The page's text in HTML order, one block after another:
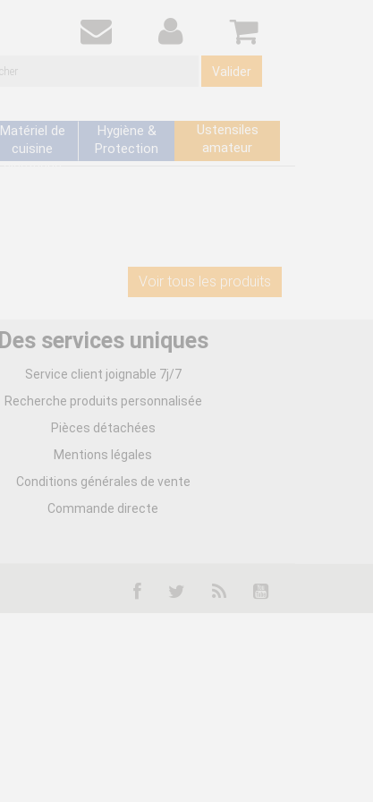
Valider
Matériel de
cuisine
électrique
Hygiène &
Protection
Ustensiles
amateur
Voir tous les produits
Des services uniques
Service client joignable 7j/7
Recherche produits personnalisée
Pièces détachées
Mentions légales
Conditions générales de vente
Commande directe